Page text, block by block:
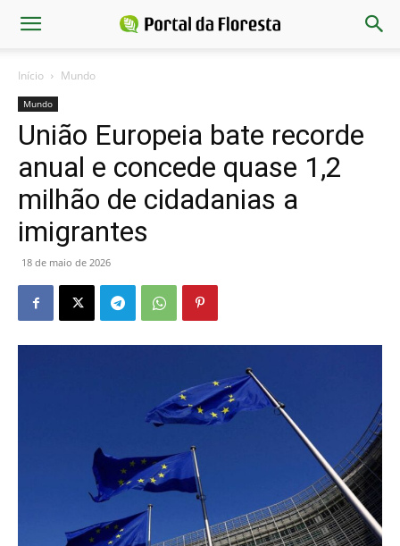
Início Mundo
Mundo
União Europeia bate recorde
anual e concede quase 1,2
milhão de cidadanias a
imigrantes
18 de maio de 2026